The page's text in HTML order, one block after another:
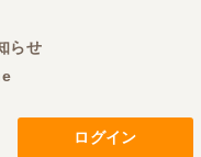
らせ
ログイン